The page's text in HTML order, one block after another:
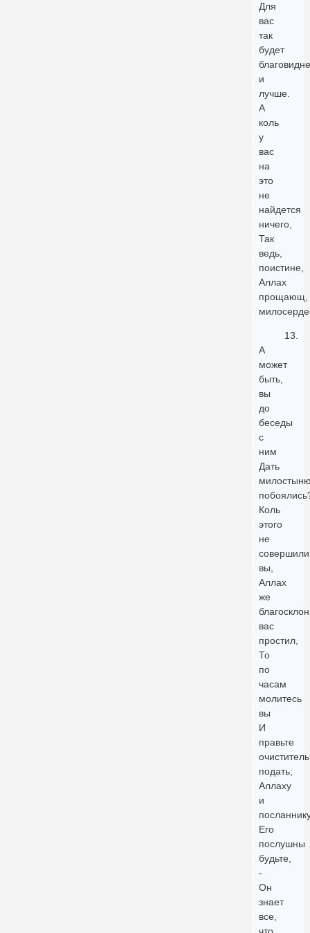
Для
вас
так
будет
и
лучше.
А
коль
у
вас
на
это
не
найдется
ничего,
Так
ведь,
поистине,
Аллах
прощающ,
13.
А
может
быть,
вы
до
беседы
с
ним
Дать
Коль
этого
не
совершили
вы,
Аллах
же
вас
простил,
То
по
часам
молитесь
вы
И
правьте
подать;
Аллаху
и
Его
послушны
будьте,
-
Он
знает
все,